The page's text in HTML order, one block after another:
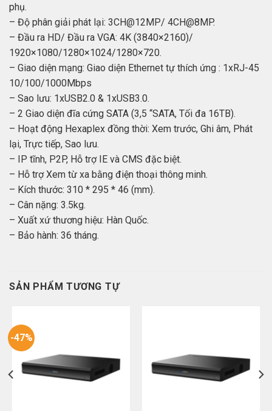
phụ.
– Độ phân giải phát lại: 3CH@12MP/ 4CH@8MP.
– Đầu ra HD/ Đầu ra VGA: 4K (3840×2160)/
1920×1080/1280×1024/1280×720.
– Giao diện mạng: Giao diện Ethernet tự thích ứng : 1xRJ-45
10/100/1000Mbps
– Sao lưu: 1xUSB2.0 & 1xUSB3.0.
– 2 Giao diện đĩa cứng SATA (3,5 “SATA, Tối đa 16TB).
– Hoạt động Hexaplex đồng thời: Xem trước, Ghi âm, Phát
lại, Trực tiếp, Sao lưu.
– IP tĩnh, P2P, Hỗ trợ IE và CMS đặc biệt.
– Hỗ trợ Xem từ xa bằng điện thoại thông minh.
– Kích thước: 310 * 295 * 46 (mm).
– Cân nặng: 3.5kg.
– Xuất xứ thương hiệu: Hàn Quốc.
– Bảo hành: 36 tháng.
SẢN PHẨM TƯƠNG TỰ
-47%